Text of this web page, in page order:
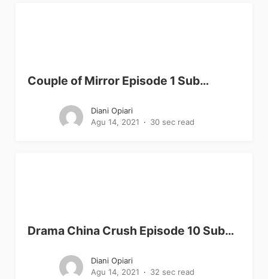
Couple of Mirror Episode 1 Sub…
Diani Opiari
Agu 14, 2021
30 sec read
Drama China Crush Episode 10 Sub…
Diani Opiari
Agu 14, 2021
32 sec read